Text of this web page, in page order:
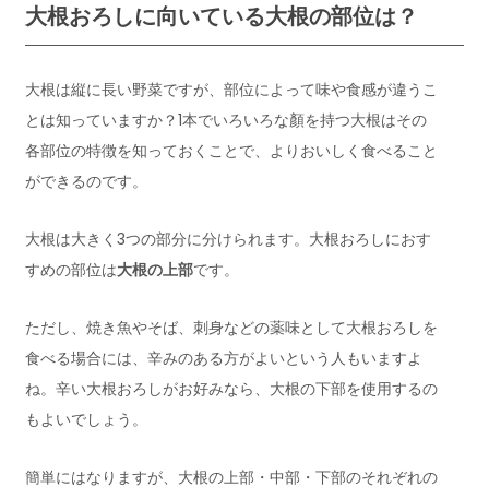
大根おろしに向いている大根の部位は？
大根は縦に長い野菜ですが、部位によって味や食感が違うこ
とは知っていますか？1本でいろいろな顏を持つ大根はその
各部位の特徴を知っておくことで、よりおいしく食べること
ができるのです。
大根は大きく3つの部分に分けられます。大根おろしにおす
すめの部位は大根の上部です。
ただし、焼き魚やそば、刺身などの薬味として大根おろしを
食べる場合には、辛みのある方がよいという人もいますよ
ね。辛い大根おろしがお好みなら、大根の下部を使用するの
もよいでしょう。
簡単にはなりますが、大根の上部・中部・下部のそれぞれの